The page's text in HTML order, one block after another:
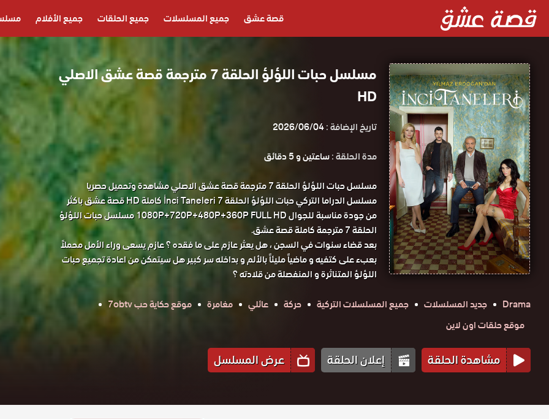
قصة عشق جميع المسلسلات جميع الحلقات جميع الأفلام
مسلسل حبات اللؤلؤ الحلقة 7 مترجمة قصة عشق الاصلي
HD
تاريخ الإضافة :2026/06/04
مدة الحلقة :ساعتين و 5 دقائق
مسلسل حبات اللؤلؤ الحلقة 7 مترجمة قصة عشق الاصلي مشاهدة وتحميل حصريا
مسلسل الدراما التركي حبات اللؤلؤ الحلقة 7 İnci Taneleri كاملة HD قصة عشق باكثر
من جودة مناسبة للجوال 1080P+720P+480P+360P FULL HD مسلسل حبات اللؤلؤ
الحلقة 7 مترجمة كاملة قصة عشق.
بعد قضاء سنوات في السجن ، هل يعثر عازم على ما فقده ؟ عازم يسعى وراء الأمل محملاً
بعبء على كتفيه و ماضياً مليئاً بالألم و بداخله سر كبير هل سيتمكن من اعادة تجميع حبات
اللؤلؤ المتناثرة و المنفصلة من قلادته ؟
Drama
جديد المسلسلات جميع المسلسلات التركية حركة عائلي مغامرة
موقع حكاية حب 7obtv
موقع حلقات اون لاين
مشاهدة الحلقة إعلان الحلقة عرض المسلسل